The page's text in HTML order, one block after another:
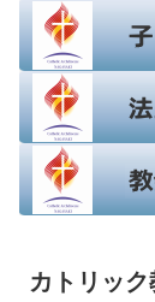
カトリック